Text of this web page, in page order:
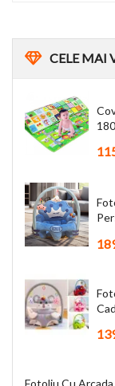
CELEMAI
Fotoliu Cu